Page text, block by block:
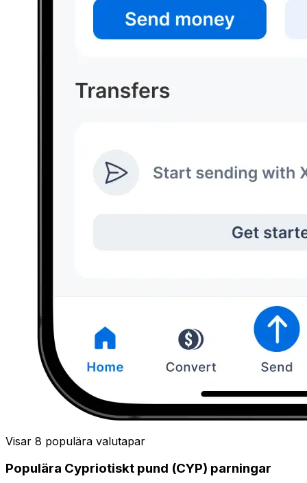
Visar 8 populära valutapar
Populära Cypriotiskt pund (CYP) parningar